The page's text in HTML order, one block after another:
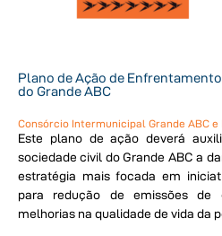
Plano de Ação de
do Grande ABC
Consórcio Intermunicipal Grande ABC e
Este plano de ação deverá
sociedade civil do Grande ABC a
estratégia mais focada em
para redução de emissões
melhorias na qualidade de vida da